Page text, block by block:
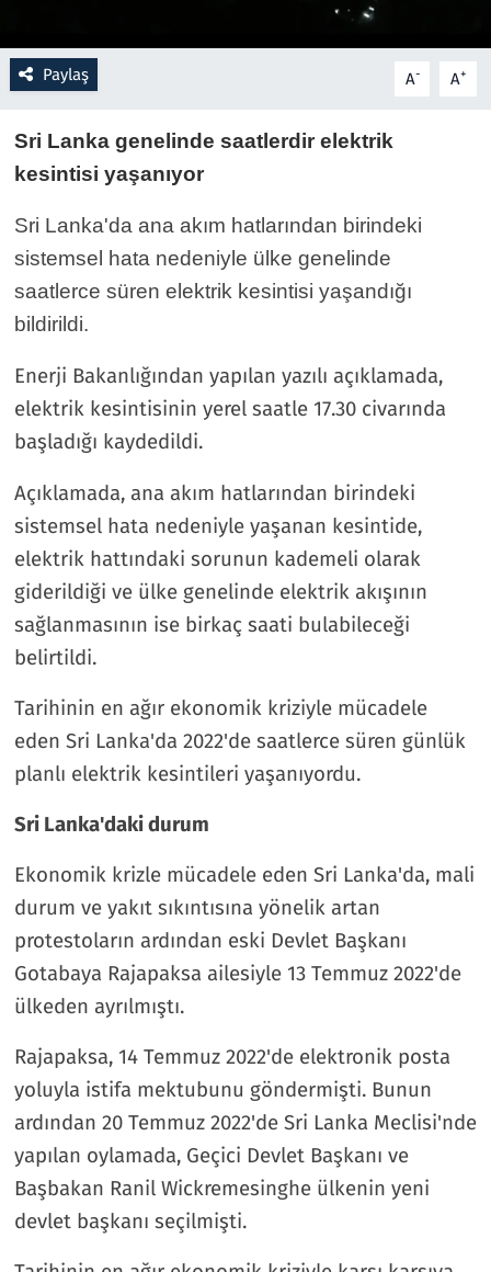
Paylaş A- A+
Sri Lanka genelinde saatlerdir elektrik
kesintisi yaşanıyor
Sri Lanka'da ana akım hatlarından birindeki
sistemsel hata nedeniyle ülke genelinde
saatlerce süren elektrik kesintisi yaşandığı
bildirildi.
Enerji Bakanlığından yapılan yazılı açıklamada,
elektrik kesintisinin yerel saatle 17.30 civarında
başladığı kaydedildi.
Açıklamada, ana akım hatlarından birindeki
sistemsel hata nedeniyle yaşanan kesintide,
elektrik hattındaki sorunun kademeli olarak
giderildiği ve ülke genelinde elektrik akışının
sağlanmasının ise birkaç saati bulabileceği
belirtildi.
Tarihinin en ağır ekonomik kriziyle mücadele
eden Sri Lanka'da 2022'de saatlerce süren günlük
planlı elektrik kesintileri yaşanıyordu.
Sri Lanka'daki durum
Ekonomik krizle mücadele eden Sri Lanka'da, mali
durum ve yakıt sıkıntısına yönelik artan
protestoların ardından eski Devlet Başkanı
Gotabaya Rajapaksa ailesiyle 13 Temmuz 2022'de
ülkeden ayrılmıştı.
Rajapaksa, 14 Temmuz 2022'de elektronik posta
yoluyla istifa mektubunu göndermişti. Bunun
ardından 20 Temmuz 2022'de Sri Lanka Meclisi'nde
yapılan oylamada, Geçici Devlet Başkanı ve
Başbakan Ranil Wickremesinghe ülkenin yeni
devlet başkanı seçilmişti.
Seçim 2023
Teknoloji ve Bilim
Televizyon